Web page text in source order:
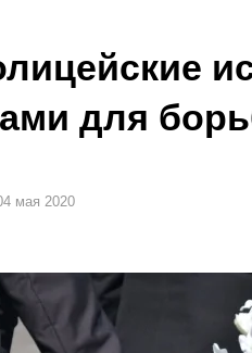
для
мая 2020